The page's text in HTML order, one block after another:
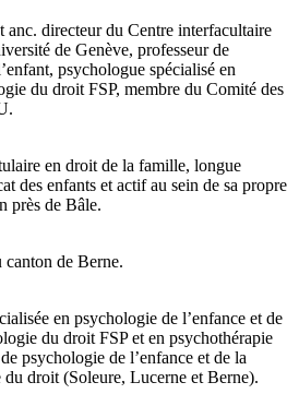
directeur du Centre interfacultaire
de Genève, professeur de
psychologue spécialisé en
du droit FSP, membre du Comité des
en droit de la famille, longue
des enfants et actif au sein de sa propre
près de Bâle.
canton de Berne.
en psychologie de l’enfance et de
du droit FSP et en psychothérapie
psychologie de l’enfance et de la
du droit (Soleure, Lucerne et Berne).